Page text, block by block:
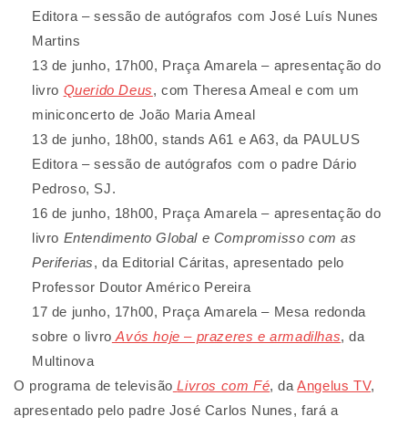
Editora – sessão de autógrafos com José Luís Nunes
Martins
13 de junho, 17h00, Praça Amarela – apresentação do
livro Querido Deus, com Theresa Ameal e com um
miniconcerto de João Maria Ameal
13 de junho, 18h00, stands A61 e A63, da PAULUS
Editora – sessão de autógrafos com o padre Dário
Pedroso, SJ.
16 de junho, 18h00, Praça Amarela – apresentação do
livro Entendimento Global e Compromisso com as
Periferias, da Editorial Cáritas, apresentado pelo
Professor Doutor Américo Pereira
17 de junho, 17h00, Praça Amarela – Mesa redonda
sobre o livro Avós hoje – prazeres e armadilhas, da
Multinova
O programa de televisão Livros com Fé, daAngelus TV,
apresentado pelo padre José Carlos Nunes, fará a